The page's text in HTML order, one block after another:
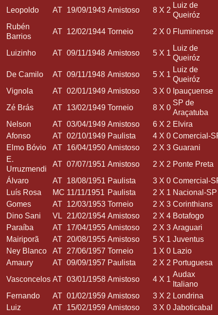
Leopoldo
AT 19/09/1943 Amistoso 8 X 2
Luiz de
Queiróz
Rubén
Barrios
AT 12/02/1944 Torneio 2 X 0 Fluminense
Luizinho AT 09/11/1948 Amistoso 5 X 1
Luiz de
Queiróz
De Camilo
AT 09/11/1948 Amistoso 5 X 1
Luiz de
Queiróz
Vignola
AT 02/01/1949 Amistoso 3 X 0 Ipauçuense
Zé Brás
AT 13/02/1949 Torneio 8 X 0
SP de
Araçatuba
Nelson
AT 03/04/1949 Amistoso 6 X 2 Elvira
Afonso
AT 02/10/1949 Paulista 4 X 0 Comercial-
Elmo Bóvio
AT 16/04/1950 Amistoso 2 X 3 Guarani
E.
Urruzmendi
AT 07/07/1951 Amistoso 2 X 2 Ponte Preta
Álvaro
AT 18/08/1951 Paulista 3 X 0 Comercial-
Luís Rosa
MC 11/11/1951 Paulista 2 X 1 Nacional-SP
Gomes
AT 12/03/1953 Torneio 2 X 3 Corinthians
Dino Sani
VL 21/02/1954 Amistoso 2 X 4 Botafogo
Paraíba
AT 17/04/1955 Amistoso 2 X 3 Araguari
Mairiporã
AT 20/08/1955 Amistoso 5 X 1 Juventus
Ney Blanco
AT 27/06/1957 Torneio 1 X 0 Lazio
Amaury
AT 09/09/1957 Paulista 2 X 2 Portuguesa
Vasconcelos AT 03/01/1958 Amistoso 4 X 1
Audax
Italiano
Fernando
AT 01/02/1959 Amistoso 3 X 2 Londrina
Luiz
AT 15/02/1959 Amistoso 3 X 0 Jaboticabal